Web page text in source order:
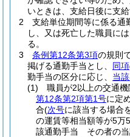
いときは、支給日後に支
2
支給単位期間等に係る通
し、又は死亡した職員に
る。
3
条例第12条第3項の規則
掲げる通勤手当とし、 同項
勤手当の区分に応じ、 当
(1)
職員が2以上の交通
第12条第2項第1号に定
合(次号に該当する場合
の運賃等相当額等が5万
該通勤手当 その者の当